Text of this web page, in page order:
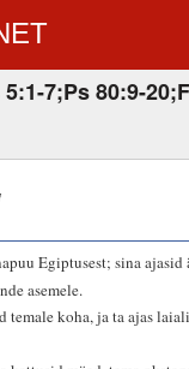
7;Ps 80:9-
Egiptusest; sina ajasid
asemele.
temale koha, ja ta ajas